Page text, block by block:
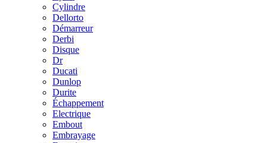
Cylindre
Dellorto
Démarreur
Derbi
Disque
Dr
Ducati
Dunlop
Durite
Échappement
Electrique
Embout
Embrayage